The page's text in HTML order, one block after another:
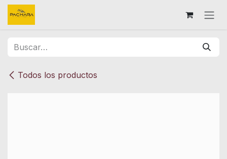
Ir al contenido
Todos los productos